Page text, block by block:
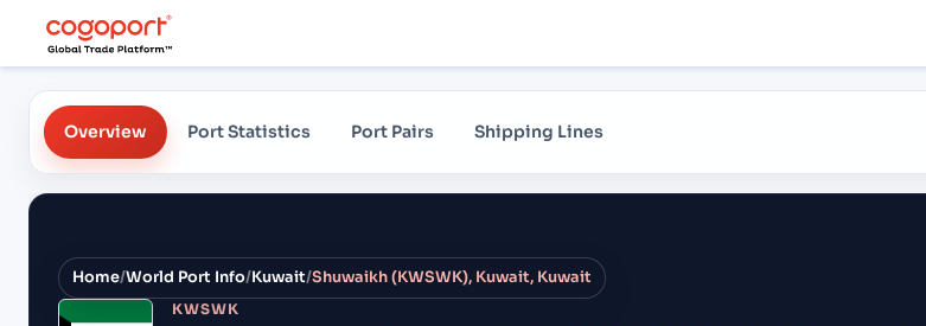
Overview Port Statistics Port Pairs Shipping Lines
Home/World Port Info/Kuwait/Shuwaikh (KWSWK), Kuwait, Kuwait
KWSWK